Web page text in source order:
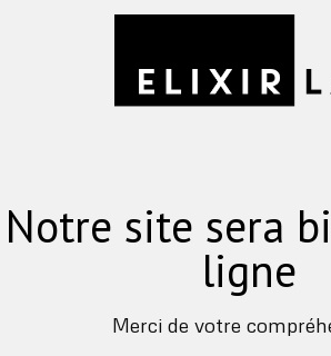
Notre site sera
ligne
Merci de votre